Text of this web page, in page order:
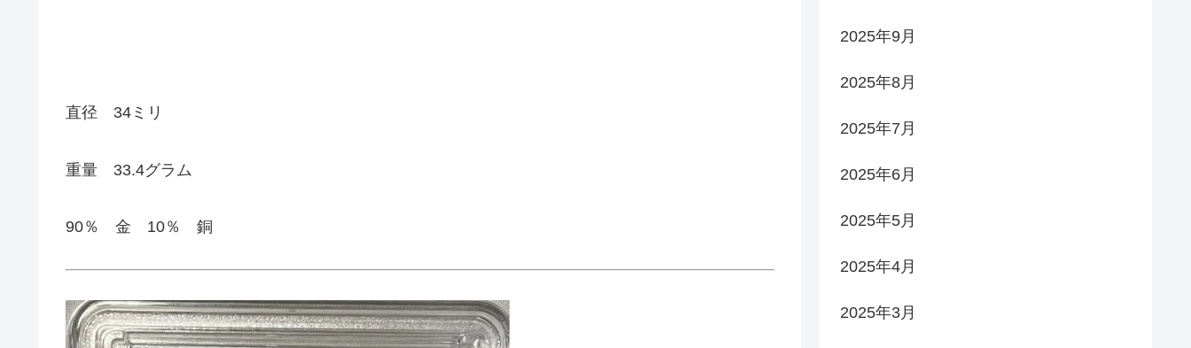
直径 34ミリ
重量 33.4グラム
90％ 金 10％ 銅
2025年9月
2025年8月
2025年7月
2025年6月
2025年5月
2025年4月
2025年3月